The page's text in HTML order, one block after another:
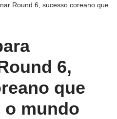
Round 6, sucesso coreano que
6,
que
mundo